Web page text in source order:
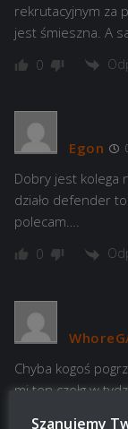
rekrutacyjnym za
jest śmieszna. A
0
Egon
Dobry jest kolega
działo defender
polecam….
0
Chyba kogoś
mi ten czołg w
Szanujemy